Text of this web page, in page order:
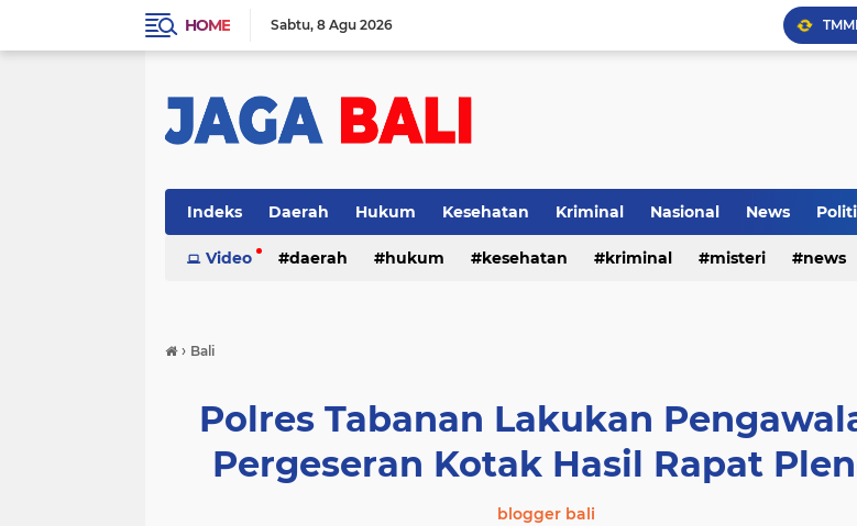
HOME Sabtu 8 Agu 2026
Indeks Daerah Hukum Kesehatan Kriminal Nasional News
Video daerah hukum kesehatan kriminal misteri news
› Bali
Polres Tabanan Lakukan
Pergeseran Kotak Hasil Rapat
blogger bali